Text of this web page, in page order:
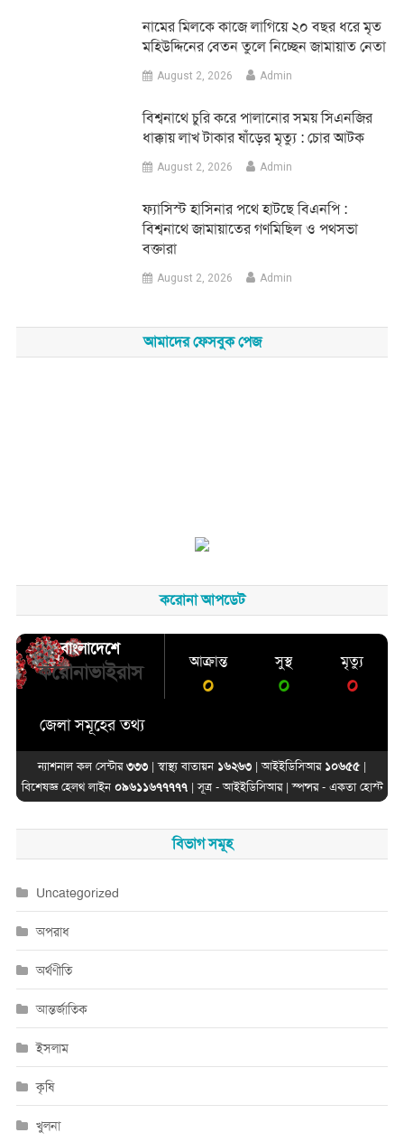
নামের মিলকে কাজে লাগিয়ে ২০ বছর ধরে মৃত
মহিউদ্দিনের বেতন তুলে নিচ্ছেন জামায়াত নেতা
August 2, 2026 Admin
‎বিশ্বনাথে চুরি করে পালানোর সময় সিএনজির
ধাক্কায় লাখ টাকার ষাঁড়ের মৃত্যু : চোর আটক
August 2, 2026 Admin
‎ফ্যাসিস্ট হাসিনার পথে হাটছে বিএনপি :
বিশ্বনাথে জামায়াতের গণমিছিল ও পথসভা
বক্তারা
August 2, 2026 Admin
আমাদের ফেসবুক পেজ
করোনা আপডেট
বাংলাদেশে
করোনাভাইরাস আক্রান্ত
০
সুস্থ
০
মৃত্যু
০
জেলা সমূহের তথ্য
ন্যাশনাল কল সেন্টার৩৩৩ | স্বাস্থ্য বাতায়ন ১৬২৬৩ | আইইডিসিআর ১০৬৫৫|
বিশেষজ্ঞ হেলথ লাইন ০৯৬১১৬৭৭৭৭৭| সূত্র -আইইডিসিআর| স্পন্সর - একতা হোস্ট
বিভাগ সমূহ
Uncategorized
অপরাধ
অর্থণীতি
আন্তর্জাতিক
ইসলাম
কৃষি
খুলনা